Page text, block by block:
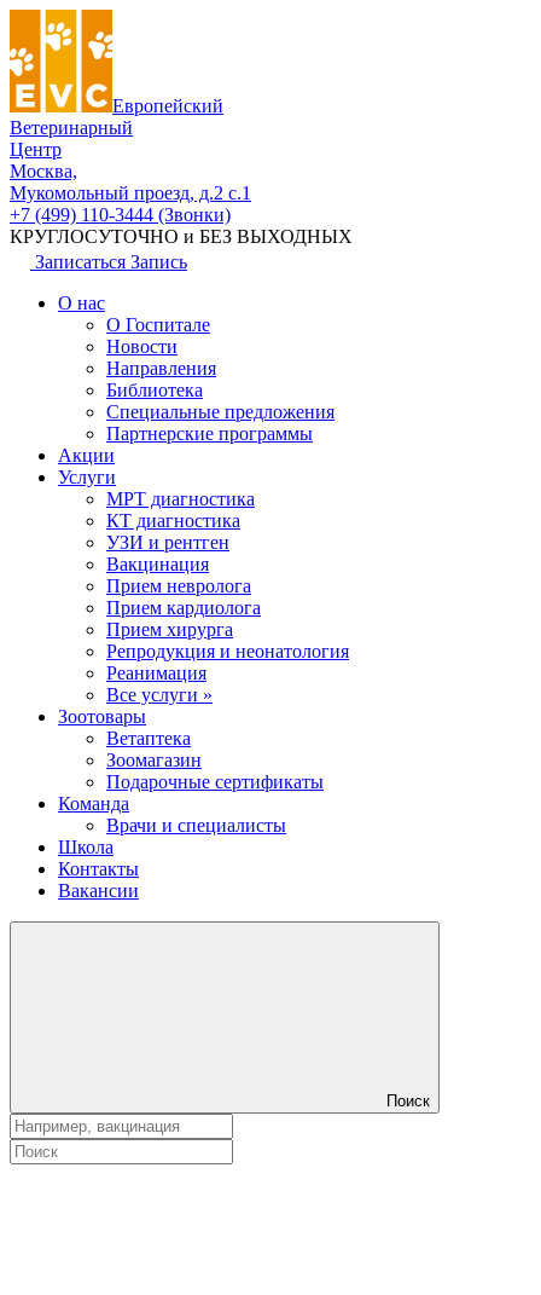
Европейский
Ветеринарный
Центр
Москва,
Мукомольный проезд, д.2 с.1
+7 (499) 110-3444 (Звонки)
КРУГЛОСУТОЧНО и БЕЗ ВЫХОДНЫХ
Записаться Запись
О нас
О Госпитале
Новости
Направления
Библиотека
Специальные предложения
Партнерские программы
Акции
Услуги
МРТ диагностика
КТ диагностика
УЗИ и рентген
Вакцинация
Прием невролога
Прием кардиолога
Прием хирурга
Репродукция и неонатология
Реанимация
Все услуги »
Зоотовары
Ветаптека
Зоомагазин
Подарочные сертификаты
Команда
Врачи и специалисты
Школа
Контакты
Вакансии
Поиск